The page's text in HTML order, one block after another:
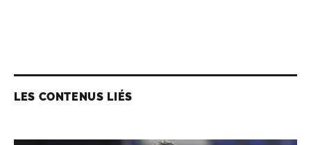
LES CONTENUS LIÉS